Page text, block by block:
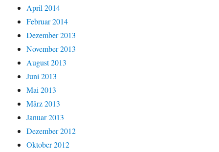
April 2014
Februar 2014
Dezember 2013
November 2013
August 2013
Juni 2013
Mai 2013
März 2013
Januar 2013
Dezember 2012
Oktober 2012